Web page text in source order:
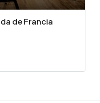
de Francia